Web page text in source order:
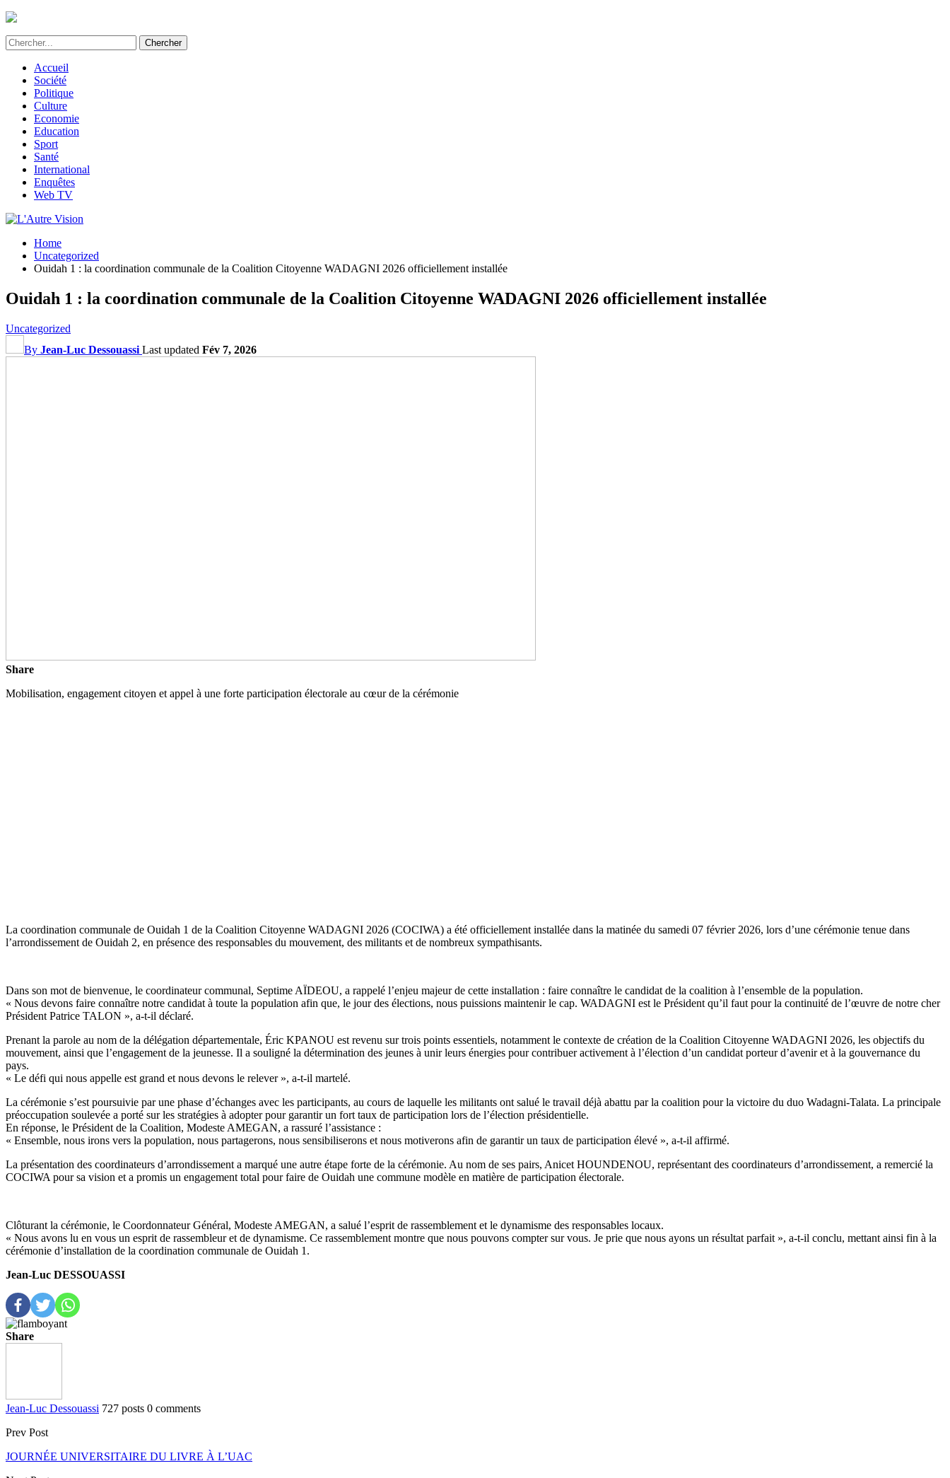
Accueil
Société
Politique
Culture
Economie
Education
Sport
Santé
International
Enquêtes
Web TV
Home
Uncategorized
Ouidah 1 : la coordination communale de la Coalition Citoyenne WADAGNI 2026 officiellement installée
Ouidah 1 : la coordination communale de la Coalition Citoyenne WADAGNI 2026 officiellement installée
Uncategorized
By Jean-Luc Dessouassi Last updated Fév 7, 2026
Share
Mobilisation, engagement citoyen et appel à une forte participation électorale au cœur de la cérémonie
La coordination communale de Ouidah 1 de la Coalition Citoyenne WADAGNI 2026 (COCIWA) a été officiellement installée dans la matinée du samedi 07 février 2026, lors d’une cérémonie tenue dans
l’arrondissement de Ouidah 2, en présence des responsables du mouvement, des militants et de nombreux sympathisants.
Dans son mot de bienvenue, le coordinateur communal, Septime AÏDEOU, a rappelé l’enjeu majeur de cette installation : faire connaître le candidat de la coalition à l’ensemble de la population.
« Nous devons faire connaître notre candidat à toute la population afin que, le jour des élections, nous puissions maintenir le cap. WADAGNI est le Président qu’il faut pour la continuité de l’œuvre de notre cher
Président Patrice TALON », a-t-il déclaré.
Prenant la parole au nom de la délégation départementale, Éric KPANOU est revenu sur trois points essentiels, notamment le contexte de création de la Coalition Citoyenne WADAGNI 2026, les objectifs du
mouvement, ainsi que l’engagement de la jeunesse. Il a souligné la détermination des jeunes à unir leurs énergies pour contribuer activement à l’élection d’un candidat porteur d’avenir et à la gouvernance du
pays.
« Le défi qui nous appelle est grand et nous devons le relever », a-t-il martelé.
La cérémonie s’est poursuivie par une phase d’échanges avec les participants, au cours de laquelle les militants ont salué le travail déjà abattu par la coalition pour la victoire du duo Wadagni-Talata. La principale
préoccupation soulevée a porté sur les stratégies à adopter pour garantir un fort taux de participation lors de l’élection présidentielle.
En réponse, le Président de la Coalition, Modeste AMEGAN, a rassuré l’assistance :
« Ensemble, nous irons vers la population, nous partagerons, nous sensibiliserons et nous motiverons afin de garantir un taux de participation élevé », a-t-il affirmé.
La présentation des coordinateurs d’arrondissement a marqué une autre étape forte de la cérémonie. Au nom de ses pairs, Anicet HOUNDENOU, représentant des coordinateurs d’arrondissement, a remercié la
COCIWA pour sa vision et a promis un engagement total pour faire de Ouidah une commune modèle en matière de participation électorale.
Clôturant la cérémonie, le Coordonnateur Général, Modeste AMEGAN, a salué l’esprit de rassemblement et le dynamisme des responsables locaux.
« Nous avons lu en vous un esprit de rassembleur et de dynamisme. Ce rassemblement montre que nous pouvons compter sur vous. Je prie que nous ayons un résultat parfait », a-t-il conclu, mettant ainsi fin à la
cérémonie d’installation de la coordination communale de Ouidah 1.
Jean-Luc DESSOUASSI
Share
Jean-Luc Dessouassi 727 posts 0 comments
Prev Post
JOURNÉE UNIVERSITAIRE DU LIVRE À L’UAC